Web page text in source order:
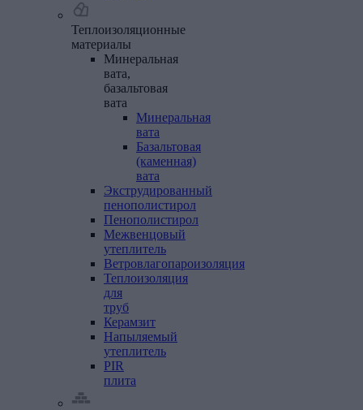
Теплоизоляционные
материалы
Минеральная
вата,
базальтовая
вата
Минеральная
вата
Базальтовая
(каменная)
вата
Экструдированный
пенополистирол
Пенополистирол
Межвенцовый
утеплитель
Ветровлагопароизоляция
Теплоизоляция
для
труб
Керамзит
Напыляемый
утеплитель
PIR
плита